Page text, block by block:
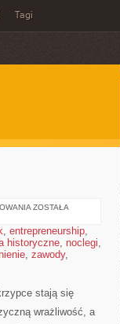
Tagi
ORGANIZACJA
WESELA
ZOSTAŁA
, entrepreneurship,
historyczne, noclegi,
, zawody,
stają się
wrażliwość, a